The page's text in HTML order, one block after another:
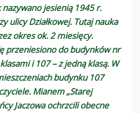
nazywano jesienią 1945 r.
ulicy Działkowej. Tutaj nauka
okres ok. 2 miesięcy.
przeniesiono do budynków nr
i 107 – z jedną klasą. W
budynku 107
Mianem „Starej
Jaczowa ochrzcili obecne